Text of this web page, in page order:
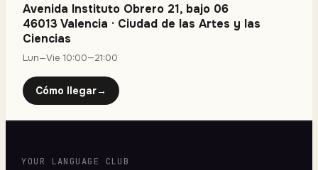
Avenida Instituto Obrero 21, bajo 06
46013 Valencia · Ciudad de las Artes y las
Ciencias
Lun—Vie 10:00—21:00
Cómo llegar→
YOUR LANGUAGE CLUB